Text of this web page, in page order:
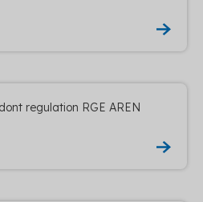
regulation RGE AREN